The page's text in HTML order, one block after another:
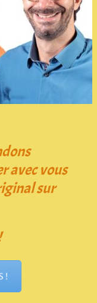
avec vous
sur
!